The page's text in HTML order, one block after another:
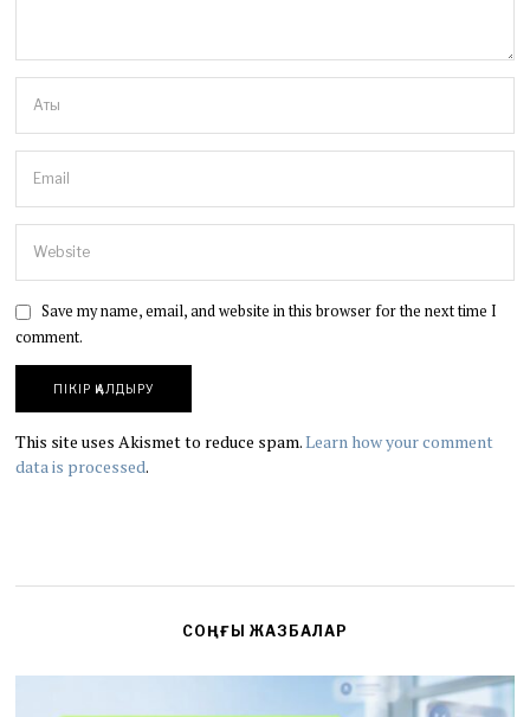
Save my name, email, and website in this browser for the next time I
comment.
This site uses Akismet to reduce spam.Learn how your comment
data is processed.
СОҢҒЫ ЖАЗБАЛАР